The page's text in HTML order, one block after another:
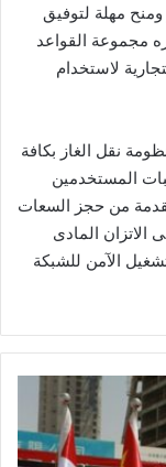
مهلة لتوفيق
مجموعة القواعد
لاستخدام
نقل الغاز بكافة
المستخدمين
من حجز السعات
الاتزان المادى
الآمن للشبكة